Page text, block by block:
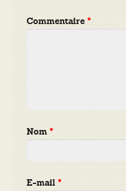
Commentaire*
Nom*
E-mail*